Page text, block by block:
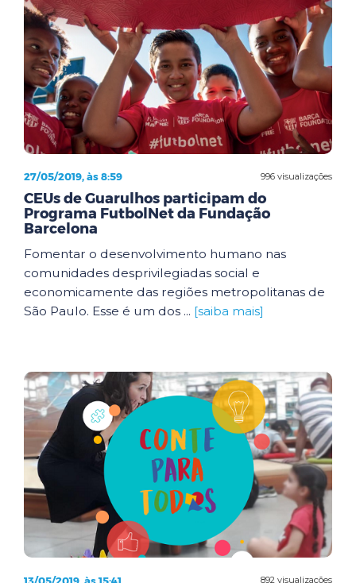
996 visualizações
27/05/2019, às 8:59
CEUs de Guarulhos participam do
Programa FutbolNet da Fundação
Barcelona
Fomentar o desenvolvimento humano nas
comunidades desprivilegiadas social e
economicamente das regiões metropolitanas de
São Paulo. Esse é um dos ... [saiba mais]
892 visualizações
13/05/2019, às 15:41